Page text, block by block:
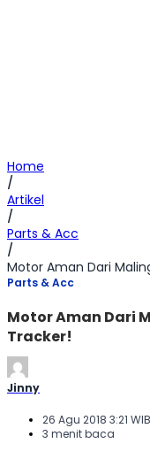
Home
/
Artikel
/
Parts & Acc
/
Motor Aman Dari
Parts & Acc
Motor Aman Dari
Tracker!
Jinny
26 Agu 2018 3:21 WIB
3 menit baca